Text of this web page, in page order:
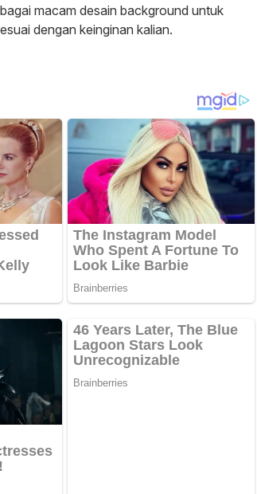
macam desain background untuk
dengan keinginan kalian.